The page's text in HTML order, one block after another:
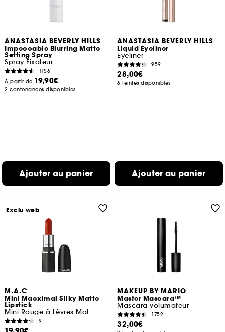
ANASTASIA BEVERLY HILLS
Impeccable Blurring Matte
Setting Spray
Spray Fixateur
1156
À partir de 19,90€
2 contenances disponibles
Ajouter au panier
ANASTASIA BEVERLY HILLS
Liquid Eyeliner
Eyeliner
959
28,00€
6 teintes disponibles
Ajouter au panier
M.A.C
Mini Macximal Silky Matte
Lipstick
Mini Rouge à Lèvres Mat
9
Exclu web
MAKEUP BY MARIO
Master Mascara™
Mascara volumateur
1752
32,00€